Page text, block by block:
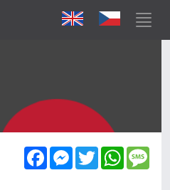
FacebookMessenger
Twitter